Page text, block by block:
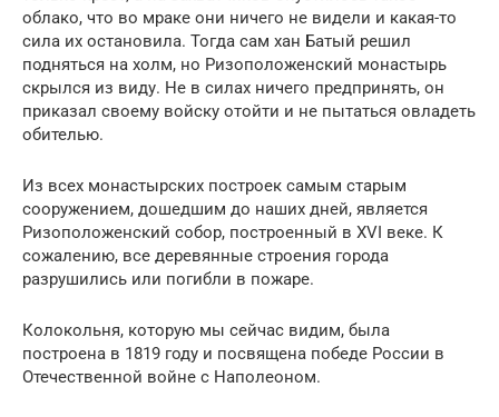
облако, что во мраке они ничего не видели и какая-то
сила их остановила. Тогда сам хан Батый решил
подняться на холм, но Ризоположенский монастырь
скрылся из виду. Не в силах ничего предпринять, он
приказал своему войску отойти и не пытаться овладеть
обителью.
Из всех монастырских построек самым старым
сооружением, дошедшим до наших дней, является
Ризоположенский собор, построенный в XVI веке. К
сожалению, все деревянные строения города
разрушились или погибли в пожаре.
Колокольня, которую мы сейчас видим, была
построена в 1819 году и посвящена победе России в
Отечественной войне с Наполеоном.